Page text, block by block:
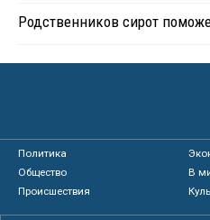
Родственников сирот
Политика
Общество
В
Происшествия